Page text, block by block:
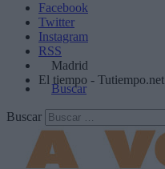
Facebook
Twitter
Instagram
RSS
Madrid
El tiempo - Tutiempo.net
Buscar
Buscar